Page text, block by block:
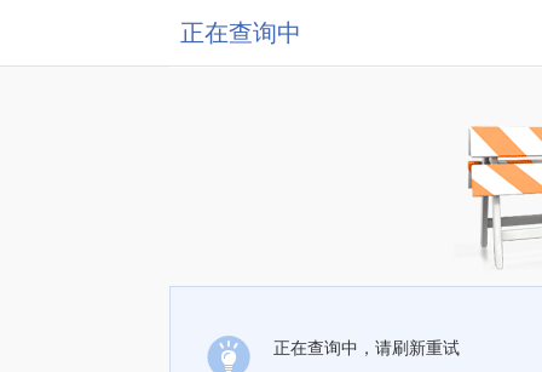
正在查询中
正在查询中，请刷新重试